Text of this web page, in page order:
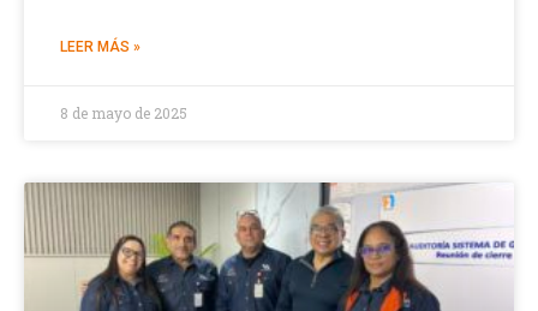
LEER MÁS »
8 de mayo de 2025